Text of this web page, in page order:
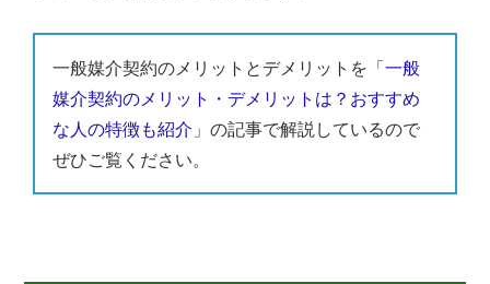
一般媒介契約のメリットとデメリットを「一般
媒介契約のメリット・デメリットは？おすすめ
な人の特徴も紹介 」の記事で解説しているので
ぜひご覧ください。